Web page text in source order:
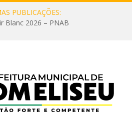
PUBLICAÇÕES:
Blanc 2026 – PNAB